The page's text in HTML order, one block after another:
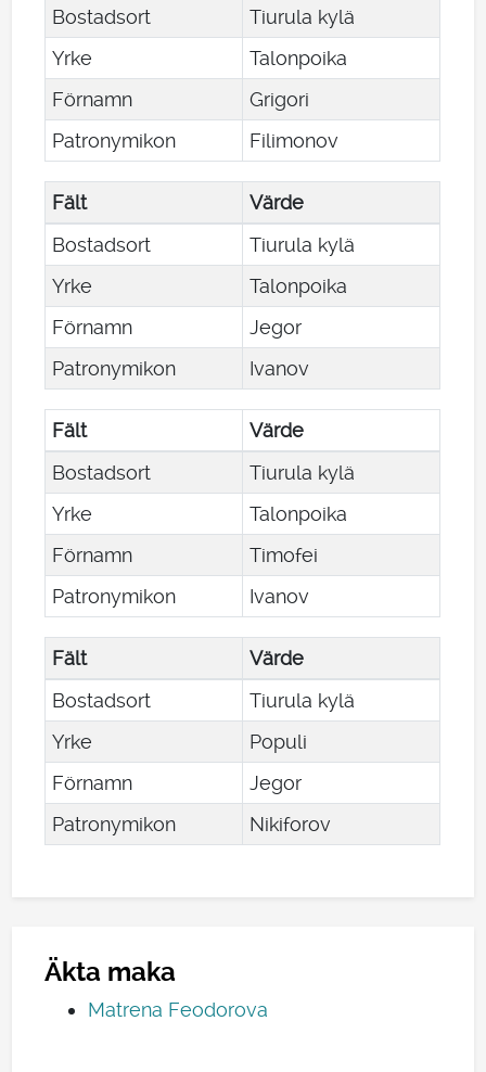
Bostadsort
Tiurula kylä
Yrke
Talonpoika
Förnamn
Grigori
Patronymikon
Filimonov
Fält
Värde
Bostadsort
Tiurula kylä
Yrke
Talonpoika
Förnamn
Jegor
Patronymikon
Ivanov
Fält
Värde
Bostadsort
Tiurula kylä
Yrke
Talonpoika
Förnamn
Timofei
Patronymikon
Ivanov
Fält
Värde
Bostadsort
Tiurula kylä
Yrke
Populi
Förnamn
Jegor
Patronymikon
Nikiforov
Äkta maka
Matrena Feodorova